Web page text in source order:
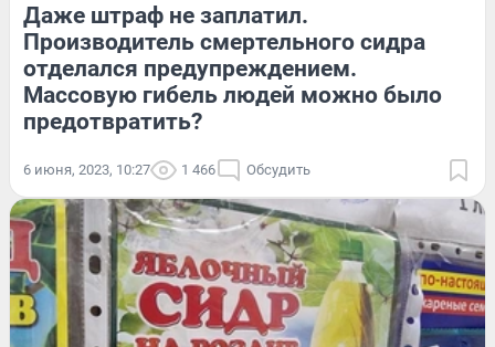
Даже штраф не заплатил.
Производитель смертельного сидра
отделался предупреждением.
Массовую гибель людей можно было
предотвратить?
6 июня, 2023, 10:27 1 466 Обсудить